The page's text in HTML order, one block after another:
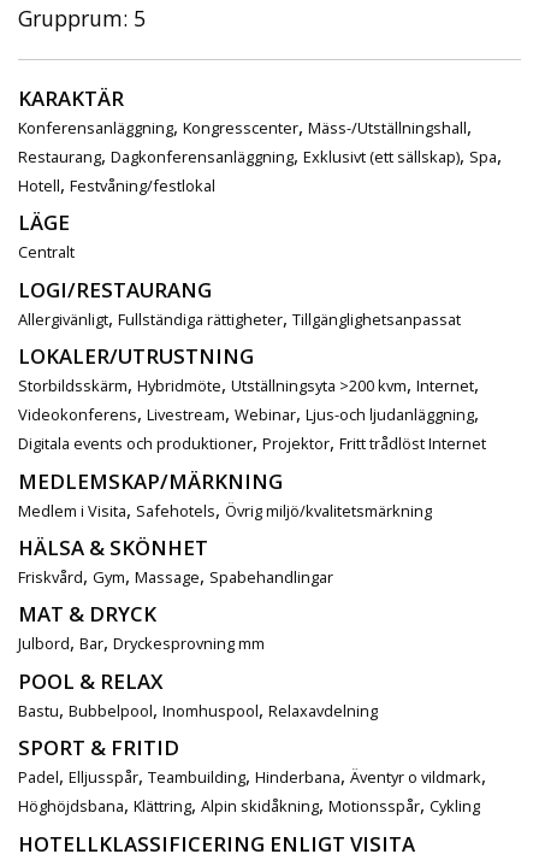
Grupprum: 5
KARAKTÄR
Konferensanläggning, Kongresscenter, Mäss-/Utställningshall,
Restaurang, Dagkonferensanläggning, Exklusivt (ett sällskap), Spa,
Hotell, Festvåning/festlokal
LÄGE
Centralt
LOGI/RESTAURANG
Allergivänligt, Fullständiga rättigheter, Tillgänglighetsanpassat
LOKALER/UTRUSTNING
Storbildsskärm, Hybridmöte, Utställningsyta >200 kvm, Internet,
Videokonferens, Livestream, Webinar, Ljus-och ljudanläggning,
Digitala events och produktioner, Projektor, Fritt trådlöst Internet
MEDLEMSKAP/MÄRKNING
Medlem i Visita, Safehotels, Övrig miljö/kvalitetsmärkning
HÄLSA & SKÖNHET
Friskvård, Gym, Massage, Spabehandlingar
MAT & DRYCK
Julbord, Bar, Dryckesprovning mm
POOL & RELAX
Bastu, Bubbelpool, Inomhuspool, Relaxavdelning
SPORT & FRITID
Padel, Elljusspår, Teambuilding, Hinderbana, Äventyr o vildmark,
Höghöjdsbana, Klättring, Alpin skidåkning, Motionsspår, Cykling
HOTELLKLASSIFICERING ENLIGT VISITA